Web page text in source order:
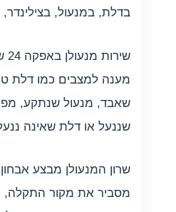
בדלת, במנעול, בצילינדר,
מענה למצבים כמו דלת
שאבד, מנעול שנתקע,
שננעל או דלת שאינה
שרון המנעולן מבצע
מסביר את מקור התקלה,